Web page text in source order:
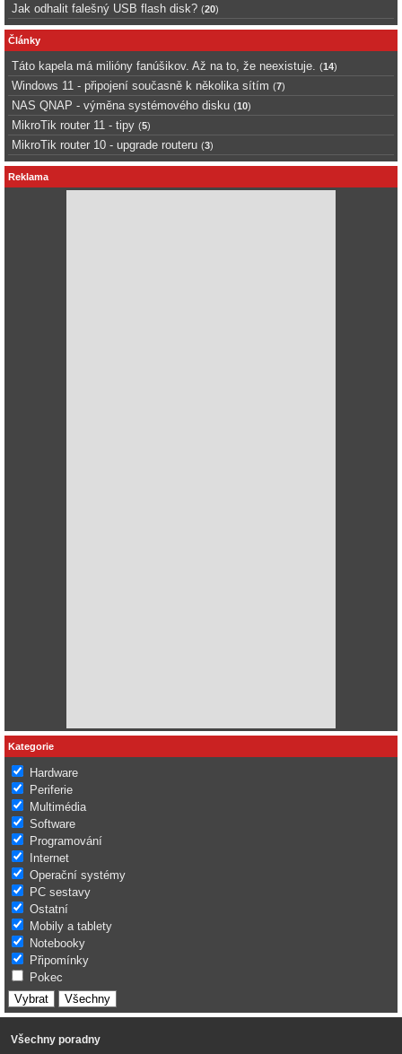
Jak odhalit falešný USB flash disk? (20)
Články
Táto kapela má milióny fanúšikov. Až na to, že neexistuje. (14)
Windows 11 - připojení současně k několika sítím (7)
NAS QNAP - výměna systémového disku (10)
MikroTik router 11 - tipy (5)
MikroTik router 10 - upgrade routeru (3)
Reklama
Kategorie
Hardware
Periferie
Multimédia
Software
Programování
Internet
Operační systémy
PC sestavy
Ostatní
Mobily a tablety
Notebooky
Připomínky
Pokec
Všechny poradny